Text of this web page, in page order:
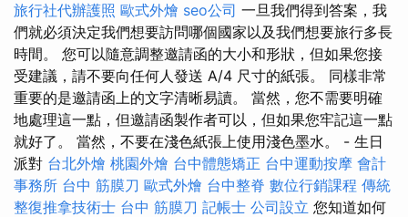
旅行社代辦護照 歐式外燴 seo公司 一旦我們得到答案，我
們就必須決定我們想要訪問哪個國家以及我們想要旅行多長
時間。 您可以隨意調整邀請函的大小和形狀，但如果您接
受建議，請不要向任何人發送 A/4 尺寸的紙張。 同樣非常
重要的是邀請函上的文字清晰易讀。 當然，您不需要明確
地處理這一點，但邀請函製作者可以，但如果您牢記這一點
就好了。 當然，不要在淺色紙張上使用淺色墨水。 - 生日
派對 台北外燴 桃園外燴 台中體態矯正 台中運動按摩 會計
事務所 台中 筋膜刀 歐式外燴 台中整脊 數位行銷課程 傳統
整復推拿技術士 台中 筋膜刀 記帳士 公司設立 您知道如何